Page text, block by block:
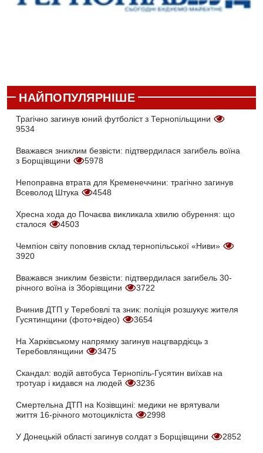
НАЙПОПУЛЯРНІШЕ
Трагічно загинув юний футболіст з Тернопільщини
9534
Вважався зниклим безвісти: підтвердилася загибель воїна
з Борщівщини
5978
Непоправна втрата для Кременеччини: трагічно загинув
Всеволод Штука
4548
Хресна хода до Почаєва викликала хвилю обурення: що
сталося
4503
Чемпіон світу поповнив склад тернопільської «Ниви»
3920
Вважався зниклим безвісти: підтвердилася загибель 30-
річного воїна із Зборівщини
3722
Вчинив ДТП у Теребовлі та зник: поліція розшукує жителя
Гусятинщини (фото+відео)
3654
На Харківському напрямку загинув нацгвардієць з
Теребовлянщини
3475
Скандал: водій автобуса Тернопіль-Гусятин виїхав на
тротуар і кидався на людей
3236
Смертельна ДТП на Козівщині: медики не врятували
життя 16-річного мотоцикліста
2998
У Донецькій області загинув солдат з Борщівщини 2852